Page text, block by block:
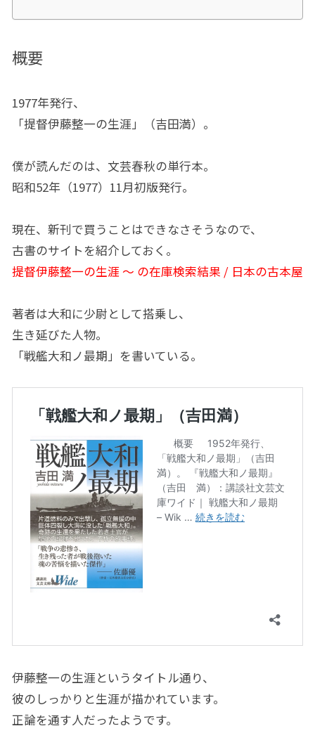
概要
1977年発行、
「提督伊藤整一の生涯」（吉田満）。
僕が読んだのは、文芸春秋の単行本。
昭和52年（1977）11月初版発行。
現在、新刊で買うことはできなさそうなので、
古書のサイトを紹介しておく。
提督伊藤整一の生涯 〜 の在庫検索結果 / 日本の古本屋
著者は大和に少尉として搭乗し、
生き延びた人物。
「戦艦大和ノ最期」を書いている。
伊藤整一の生涯というタイトル通り、
彼のしっかりと生涯が描かれています。
正論を通す人だったようです。